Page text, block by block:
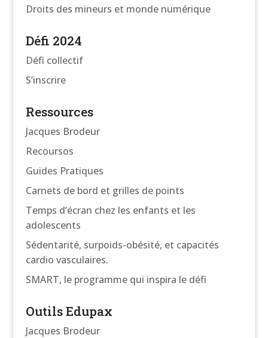
Droits des mineurs et monde numérique
Défi 2024
Défi collectif
S’inscrire
Ressources
Jacques Brodeur
Recoursos
Guides Pratiques
Carnets de bord et grilles de points
Temps d’écran chez les enfants et les
adolescents
Sédentarité, surpoids-obésité, et capacités
cardio vasculaires.
SMART, le programme qui inspira le défi
Outils Edupax
Jacques Brodeur